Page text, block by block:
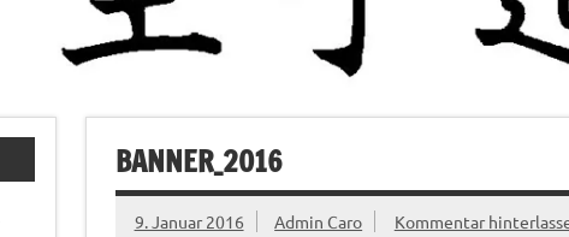
BANNER_2016
9. Januar 2016 Admin Caro Kommentar